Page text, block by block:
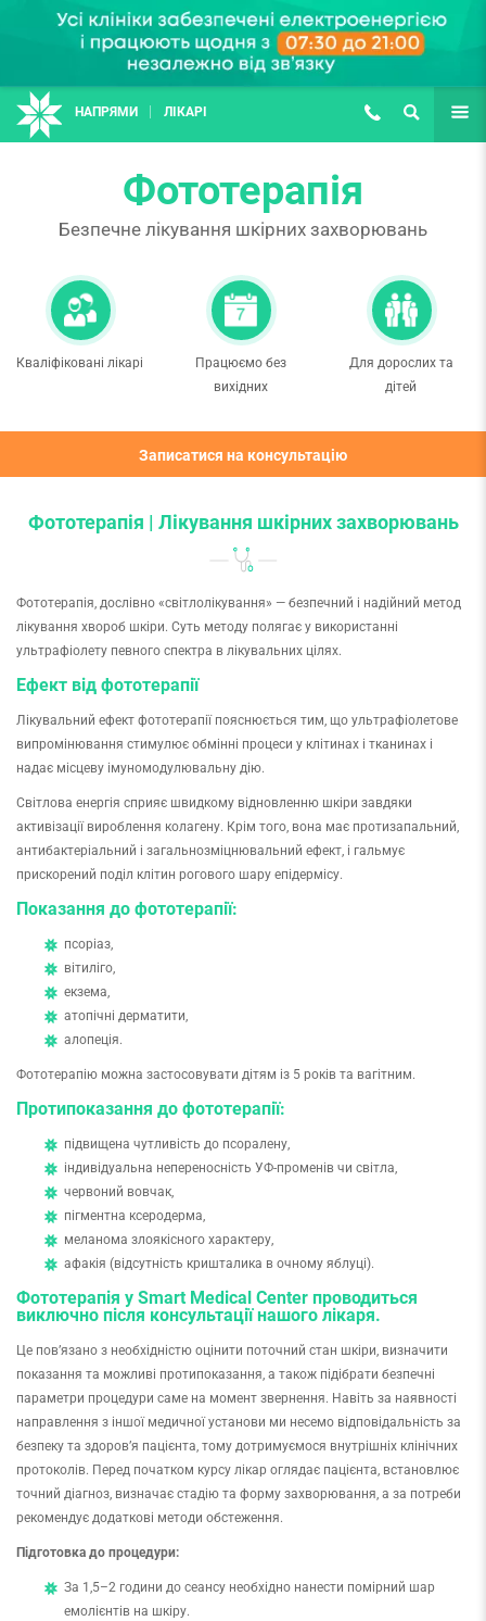
НАПРЯМИ ЛІКАРІ (067) 127-03-03
ПОШУК ЩЕ
Фототерапія
Безпечне лікування шкірних захворювань
Кваліфіковані лікарі
Працюємо без
вихідних
Для дорослих та
дітей
Записатися на консультацію
Фототерапія | Лікування шкірних захворювань
Фототерапія, дослівно «світлолікування» — безпечний і надійний метод
лікування хвороб шкіри. Суть методу полягає у використанні
ультрафіолету певного спектра в лікувальних цілях.
Ефект від фототерапії
Лікувальний ефект фототерапії пояснюється тим, що ультрафіолетове
випромінювання стимулює обмінні процеси у клітинах і тканинах і
надає місцеву імуномодулювальну дію.
Світлова енергія сприяє швидкому відновленню шкіри завдяки
активізації вироблення колагену. Крім того, вона має протизапальний,
антибактеріальний і загальнозміцнювальний ефект, і гальмує
прискорений поділ клітин рогового шару епідермісу.
Показання до фототерапії:
псоріаз,
вітиліго,
екзема,
атопічні дерматити,
алопеція.
Фототерапію можна застосовувати дітям із 5 років та вагітним.
Протипоказання до фототерапії:
підвищена чутливість до псоралену,
індивідуальна непереносність УФ-променів чи світла,
червоний вовчак,
пігментна ксеродерма,
меланома злоякісного характеру,
афакія (відсутність кришталика в очному яблуці).
Фототерапія у Smart Medical Center проводиться
виключно після консультації нашого лікаря.
Це пов’язано з необхідністю оцінити поточний стан шкіри, визначити
показання та можливі протипоказання, а також підібрати безпечні
параметри процедури саме на момент звернення. Навіть за наявності
направлення з іншої медичної установи ми несемо відповідальність за
безпеку та здоров’я пацієнта, тому дотримуємося внутрішніх клінічних
протоколів. Перед початком курсу лікар оглядає пацієнта, встановлює
точний діагноз, визначає стадію та форму захворювання, а за потреби
рекомендує додаткові методи обстеження.
Підготовка до процедури:
За 1,5–2 години до сеансу необхідно нанести помірний шар
емолієнтів на шкіру.